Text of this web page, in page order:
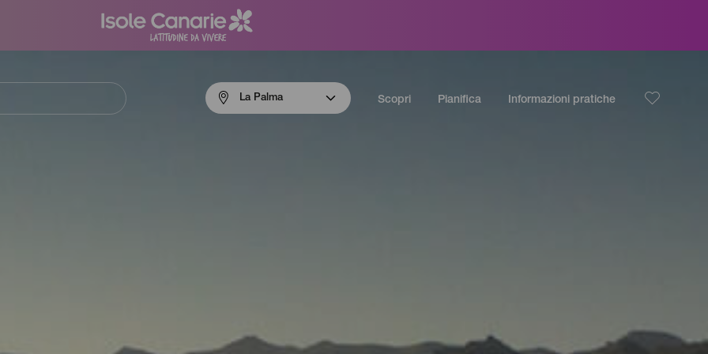
La Palma Scopri Pianifica Informazioni pratiche